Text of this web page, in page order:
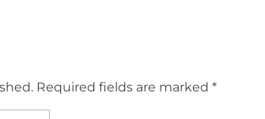
Required fields are marked *